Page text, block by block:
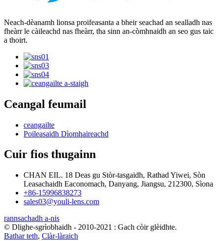
Neach-dèanamh lionsa proifeasanta a bheir seachad an sealladh nas
fheàrr le càileachd nas fheàrr, tha sinn an-còmhnaidh an seo gus taic
a thoirt.
Ceangal feumail
ceangailte
Poileasaidh Dìomhaireachd
Cuir fios thugainn
CHAN EIL. 18 Deas gu Stòr-tasgaidh, Rathad Yiwei, Sòn
Leasachaidh Eaconomach, Danyang, Jiangsu, 212300, Sìona
+86-15996838273
sales03@youli-lens.com
rannsachadh a-nis
© Dlighe-sgrìobhaidh - 2010-2021 : Gach còir glèidhte.
Bathar teth, Clàr-làraich